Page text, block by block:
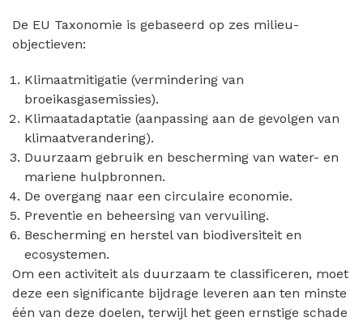
De EU Taxonomie is gebaseerd op zes milieu-
objectieven:
Klimaatmitigatie (vermindering van
broeikasgasemissies).
Klimaatadaptatie (aanpassing aan de gevolgen van
klimaatverandering).
Duurzaam gebruik en bescherming van water- en
mariene hulpbronnen.
De overgang naar een circulaire economie.
Preventie en beheersing van vervuiling.
Bescherming en herstel van biodiversiteit en
ecosystemen.
Om een activiteit als duurzaam te classificeren, moet
deze een significante bijdrage leveren aan ten minste
één van deze doelen, terwijl het geen ernstige schade